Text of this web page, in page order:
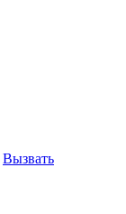
Вызвать